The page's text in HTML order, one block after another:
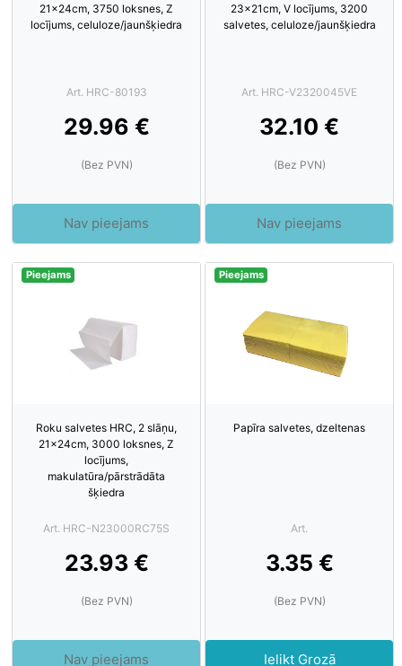
21x24cm, 3750 loksnes, Z
locījums, celuloze/jaunšķiedra
Art. HRC-80193
29.96 €
(Bez PVN)
Nav pieejams
23x21cm, V locījums, 3200
salvetes, celuloze/jaunšķiedra
Art. HRC-V2320045VE
32.10 €
(Bez PVN)
Nav pieejams
Pieejams
Roku salvetes HRC, 2 slāņu,
21x24cm, 3000 loksnes, Z
locījums,
makulatūra/pārstrādāta
šķiedra
Art. HRC-N23000RC75S
23.93 €
(Bez PVN)
Nav pieejams
Pieejams
Papīra salvetes, dzeltenas
Art.
3.35 €
(Bez PVN)
Ielikt Grozā